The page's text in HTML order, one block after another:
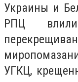
Украины и
РПЦ
УГКЦ,